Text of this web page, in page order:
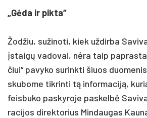
„Gėda ir pik­ta“
Žod­žiu, su­ži­no­ti, kiek už­dir­ba
įstaigų va­do­vai, nėra taip
čiui“ pa­vy­ko su­rink­ti šiuos
sku­bo­me tik­rin­ti tą in­for­ma­ciją,
feis­bu­ko pa­sky­ro­je pa­skelbė
ra­ci­jos di­rek­to­rius Min­dau­gas